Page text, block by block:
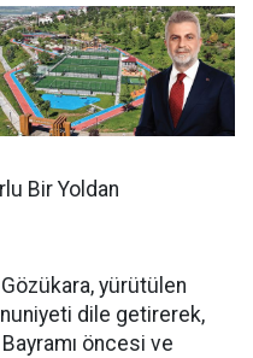
Bir Yoldan
yürütülen
dile getirerek,
öncesi ve